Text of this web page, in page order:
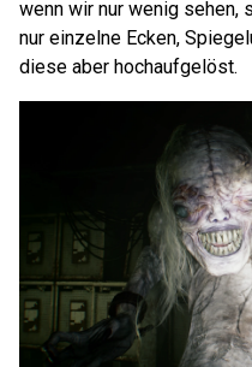
wenn wir nur wenig sehen,
nur einzelne Ecken,
diese aber hochaufgelöst.